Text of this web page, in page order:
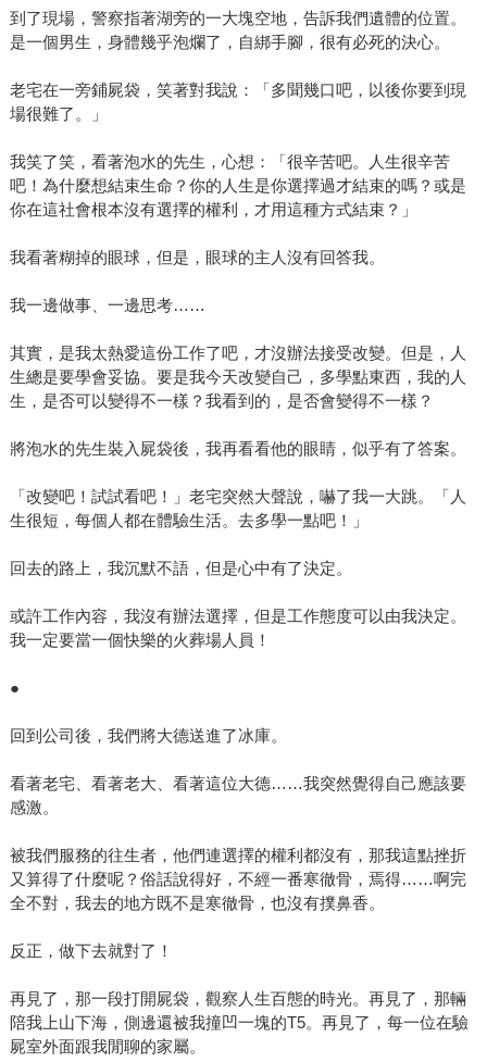
到了現場，警察指著湖旁的一大塊空地，告訴我們遺體的位置。
是一個男生，身體幾乎泡爛了，自綁手腳，很有必死的決心。
老宅在一旁鋪屍袋，笑著對我說：「多聞幾口吧，以後你要到現
場很難了。」
我笑了笑，看著泡水的先生，心想：「很辛苦吧。人生很辛苦
吧！為什麼想結束生命？你的人生是你選擇過才結束的嗎？或是
你在這社會根本沒有選擇的權利，才用這種方式結束？」
我看著糊掉的眼球，但是，眼球的主人沒有回答我。
我一邊做事、一邊思考……
其實，是我太熱愛這份工作了吧，才沒辦法接受改變。但是，人
生總是要學會妥協。要是我今天改變自己，多學點東西，我的人
生，是否可以變得不一樣？我看到的，是否會變得不一樣？
將泡水的先生裝入屍袋後，我再看看他的眼睛，似乎有了答案。
「改變吧！試試看吧！」老宅突然大聲說，嚇了我一大跳。「人
生很短，每個人都在體驗生活。去多學一點吧！」
回去的路上，我沉默不語，但是心中有了決定。
或許工作內容，我沒有辦法選擇，但是工作態度可以由我決定。
我一定要當一個快樂的火葬場人員！
●
回到公司後，我們將大德送進了冰庫。
看著老宅、看著老大、看著這位大德……我突然覺得自己應該要
感激。
被我們服務的往生者，他們連選擇的權利都沒有，那我這點挫折
又算得了什麼呢？俗話說得好，不經一番寒徹骨，焉得……啊完
全不對，我去的地方既不是寒徹骨，也沒有撲鼻香。
反正，做下去就對了！
再見了，那一段打開屍袋，觀察人生百態的時光。再見了，那輛
陪我上山下海，側邊還被我撞凹一塊的T5。再見了，每一位在驗
屍室外面跟我閒聊的家屬。